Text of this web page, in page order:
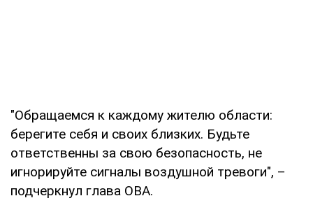
"Обращаемся к каждому жителю области:
берегите себя и своих близких. Будьте
ответственны за свою безопасность, не
игнорируйте сигналы воздушной тревоги", –
подчеркнул глава ОВА.